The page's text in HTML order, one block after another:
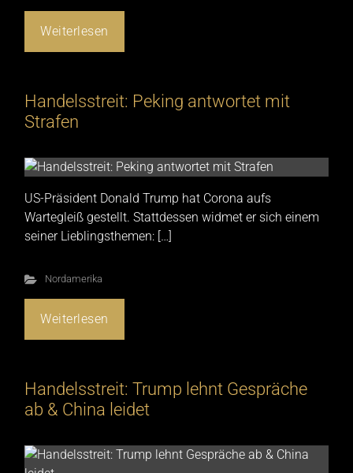
Weiterlesen
Handelsstreit: Peking antwortet mit
Strafen
US-Präsident Donald Trump hat Corona aufs
Wartegleiß gestellt. Stattdessen widmet er sich einem
seiner Lieblingsthemen: […]
Nordamerika
Weiterlesen
Handelsstreit: Trump lehnt Gespräche
ab & China leidet